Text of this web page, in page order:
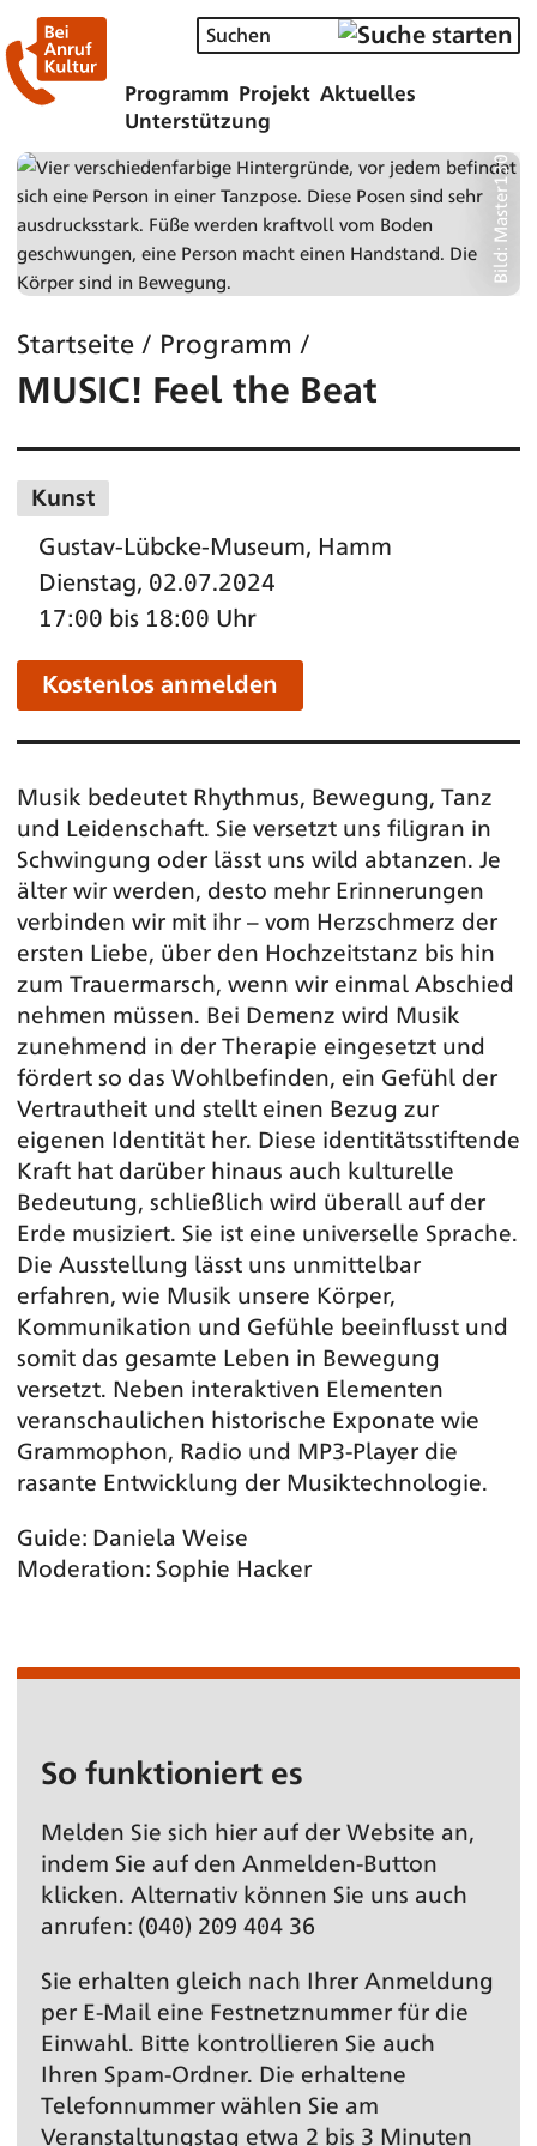
Programm Projekt Aktuelles
Unterstützung
Bild: Master1305
Startseite / Programm /
MUSIC! Feel the Beat
Kunst
Gustav-Lübcke-Museum, Hamm
Dienstag, 02.07.2024
17:00 bis 18:00 Uhr
Kostenlos anmelden
Musik bedeutet Rhythmus, Bewegung, Tanz
und Leidenschaft. Sie versetzt uns filigran in
Schwingung oder lässt uns wild abtanzen. Je
älter wir werden, desto mehr Erinnerungen
verbinden wir mit ihr – vom Herzschmerz der
ersten Liebe, über den Hochzeitstanz bis hin
zum Trauermarsch, wenn wir einmal Abschied
nehmen müssen. Bei Demenz wird Musik
zunehmend in der Therapie eingesetzt und
fördert so das Wohlbefinden, ein Gefühl der
Vertrautheit und stellt einen Bezug zur
eigenen Identität her. Diese identitätsstiftende
Kraft hat darüber hinaus auch kulturelle
Bedeutung, schließlich wird überall auf der
Erde musiziert. Sie ist eine universelle Sprache.
Die Ausstellung lässt uns unmittelbar
erfahren, wie Musik unsere Körper,
Kommunikation und Gefühle beeinflusst und
somit das gesamte Leben in Bewegung
versetzt. Neben interaktiven Elementen
veranschaulichen historische Exponate wie
Grammophon, Radio und MP3-Player die
rasante Entwicklung der Musiktechnologie.
Guide: Daniela Weise
Moderation: Sophie Hacker
So funktioniert es
Melden Sie sich hier auf der Website an,
indem Sie auf den Anmelden-Button
klicken. Alternativ können Sie uns auch
anrufen: (040) 209 404 36
Sie erhalten gleich nach Ihrer Anmeldung
per E-Mail eine Festnetz­nummer für die
Einwahl. Bitte kontrollieren Sie auch
Ihren Spam-Ordner. Die erhaltene
Telefonnummer wählen Sie am
Veranstaltungs­tag etwa 2 bis 3 Minuten